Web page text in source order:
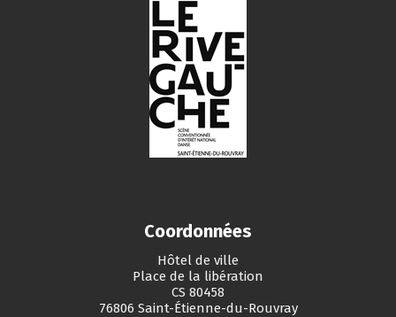
Coordonnées
Hôtel de ville
Place de la libération
CS 80458
76806 Saint-Étienne-du-Rouvray